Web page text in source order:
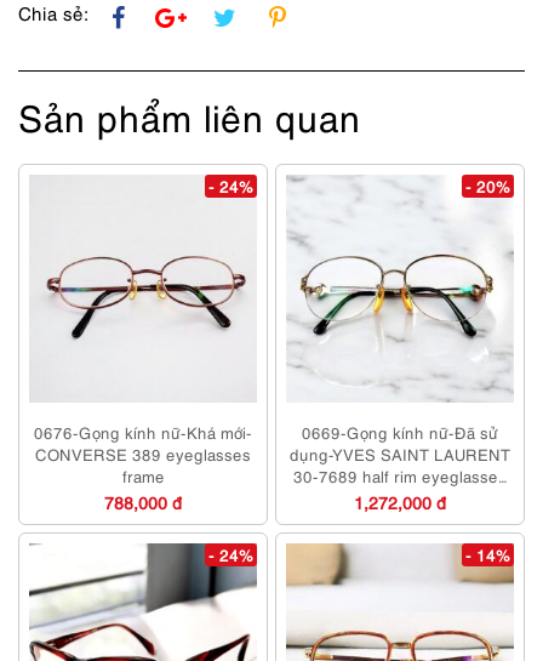
Chia sẻ:
Sản phẩm liên quan
- 24%
0676-Gọng kính nữ-Khá mới-
CONVERSE 389 eyeglasses
frame
788,000 đ
- 20%
0669-Gọng kính nữ-Đã sử
dụng-YVES SAINT LAURENT
30-7689 half rim eyeglasses
frame
1,272,000 đ
- 24% - 14%